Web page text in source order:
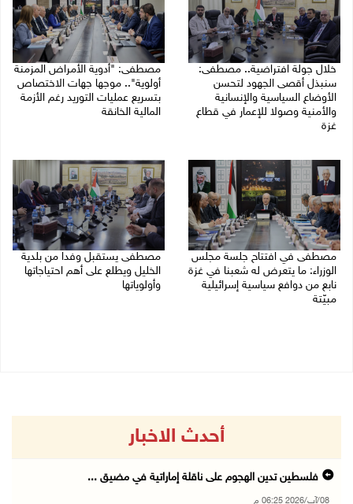
خلال جولة افتراضية.. مصطفى:
سنبذل أقصى الجهود لتحسن
الأوضاع السياسية والإنسانية
والأمنية وصولا للإعمار في قطاع
غزة
مصطفى: "أدوية الأمراض المزمنة
أولوية".. موجها جهات الاختصاص
بتسريع عمليات التوريد رغم الأزمة
المالية الخانقة
مصطفى في افتتاح جلسة مجلس
الوزراء: ما يتعرض له شعبنا في غزة
نابع من دوافع سياسية إسرائيلية
مبيّتة
مصطفى يستقبل وفدا من بلدية
الخليل ويطلع على أهم احتياجاتها
وأولوياتها
أحدث الاخبار
فلسطين تدين الهجوم على ناقلة إماراتية في مضيق ...
08/آب/2026 06:25 م